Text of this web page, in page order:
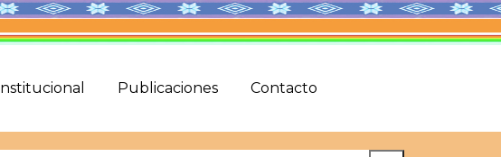
Institucional Publicaciones Contacto